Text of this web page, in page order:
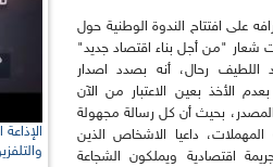
على افتتاح الندوة الوطنية حول
شعار "من أجل بناء اقتصاد جديد"
اللطيف رحال، أنه بصدد اصدار
الأخذ بعين الاعتبار من الآن
بحيث أن كل رسالة مجهولة
داعيا الاشخاص الذين
اقتصادية ويملكون الشجاعة